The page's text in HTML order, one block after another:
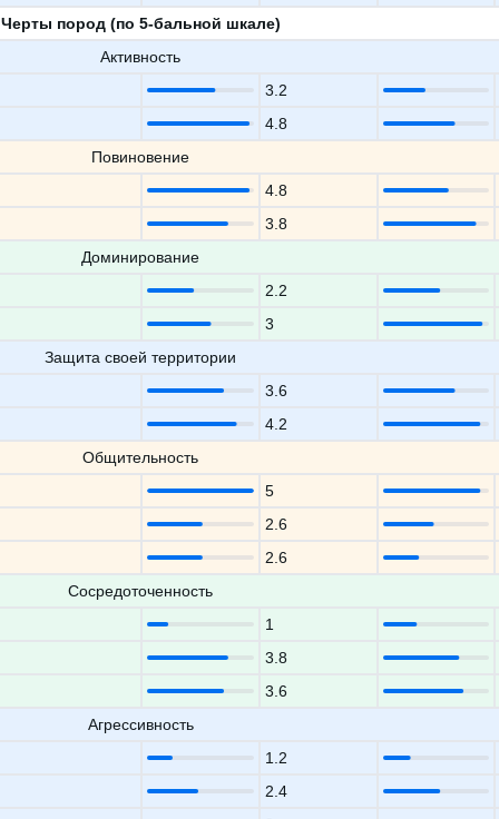
Черты пород (по 5-бальной шкале)
Активность
3.2
4.8
Повиновение
4.8
3.8
Доминирование
2.2
3
Защита своей территории
3.6
4.2
Общительность
5
2.6
2.6
Сосредоточенность
1
3.8
3.6
Агрессивность
1.2
2.4